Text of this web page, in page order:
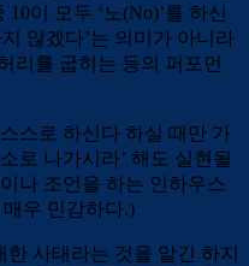
이 모두 ‘노(No)’를 하신
않겠다’는 의미가 아니라
리를 굽히는 등의 퍼포먼
스로 하신다 하실 때만 가
로 나가시라’ 해도 실현될
나 조언을 하는 인하우스
우 민감하다.)
사태라는 것을 알긴 하지